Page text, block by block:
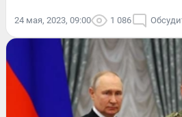
24 мая, 2023, 09:00 1 086